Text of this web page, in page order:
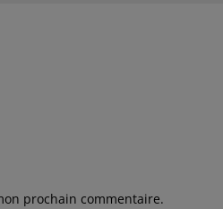
prochain commentaire.